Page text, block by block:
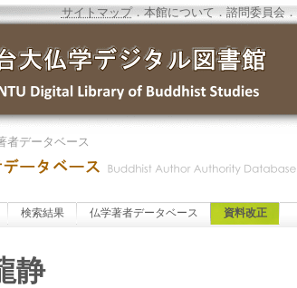
サイトマップ．本館について．諮問委員会．
者データベース
検索結果 仏学著者データベース 資料改正
静